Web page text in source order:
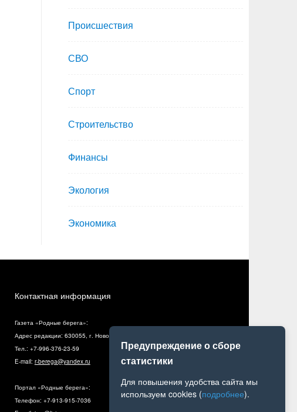
Происшествия
СВО
Спорт
Строительство
Финансы
Экология
Экономика
Контактная информация
Газета «Родные берега»:
Адрес редакции: 630055, г. Новосибирск, ул. Разъездная, 10, оф. 5
Тел.: +7-996-376-23-59
E-mail: r-berega@yandex.ru
Портал «Родные берега»:
Телефон: +7-913-915-7036
Предупреждение о сборе
статистики
Для повышения удобства сайта мы
используем cookies (подробнее).